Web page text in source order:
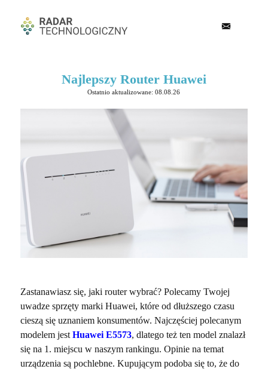
Najlepszy Router Huawei
Ostatnio aktualizowane: 08.08.26
Zastanawiasz się, jaki router wybrać? Polecamy Twojej
uwadze sprzęty marki Huawei, które od dłuższego czasu
cieszą się uznaniem konsumentów. Najczęściej polecanym
modelem jest Huawei E5573, dlatego też ten model znalazł
się na 1. miejscu w naszym rankingu. Opinie na temat
urządzenia są pochlebne. Kupującym podoba się to, że do